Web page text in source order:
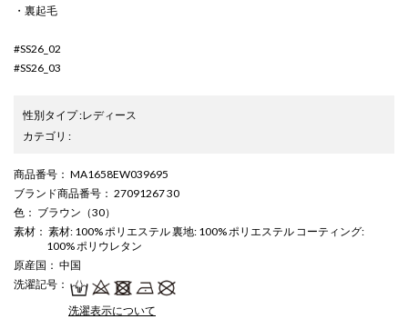
・裏起毛
#SS26_02
#SS26_03
性別タイプ:レディース
カテゴリ :
商品番号 ： MA1658EW039695
ブランド商品番号 ： 27091267 30
色 ： ブラウン（30）
素材 ： 素材: 100% ポリエステル 裏地: 100% ポリエステル コーティング:
100% ポリウレタン
原産国 ： 中国
洗濯記号 ：
洗濯表示について